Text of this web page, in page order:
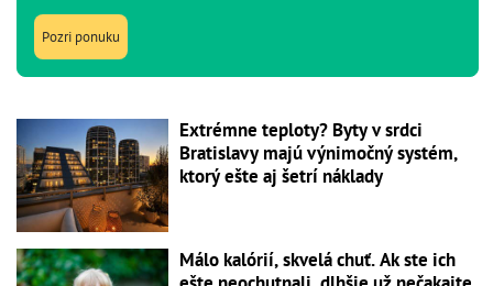
Pozri ponuku
Extrémne teploty? Byty v srdci
Bratislavy majú výnimočný systém,
ktorý ešte aj šetrí náklady
Málo kalórií, skvelá chuť. Ak ste ich